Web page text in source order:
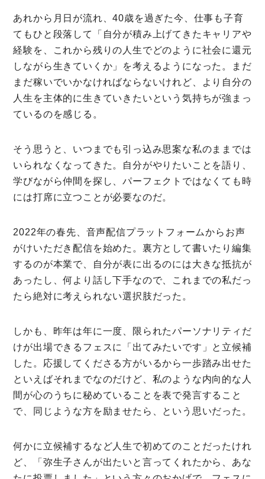
あれから月日が流れ、40歳を過ぎた今、仕事も子育
てもひと段落して「自分が積み上げてきたキャリアや
経験を、これから残りの人生でどのように社会に還元
しながら生きていくか」を考えるようになった。まだ
まだ稼いでいかなければならないけれど、より自分の
人生を主体的に生きていきたいという気持ちが強まっ
ているのを感じる。
そう思うと、いつまでも引っ込み思案な私のままでは
いられなくなってきた。自分がやりたいことを語り、
学びながら仲間を探し、パーフェクトではなくても時
には打席に立つことが必要なのだ。
2022年の春先、音声配信プラットフォームからお声
がけいただき配信を始めた。裏方として書いたり編集
するのが本業で、自分が表に出るのには大きな抵抗が
あったし、何より話し下手なので、これまでの私だっ
たら絶対に考えられない選択肢だった。
しかも、昨年は年に一度、限られたパーソナリティだ
けが出場できるフェスに「出てみたいです」と立候補
した。応援してくださる方がいるから一歩踏み出せた
といえばそれまでなのだけど、私のような内向的な人
間が心のうちに秘めていることを表で発言すること
で、同じような方を励ませたら、という思いだった。
何かに立候補するなど人生で初めてのことだったけれ
ど、「弥生子さんが出たいと言ってくれたから、あな